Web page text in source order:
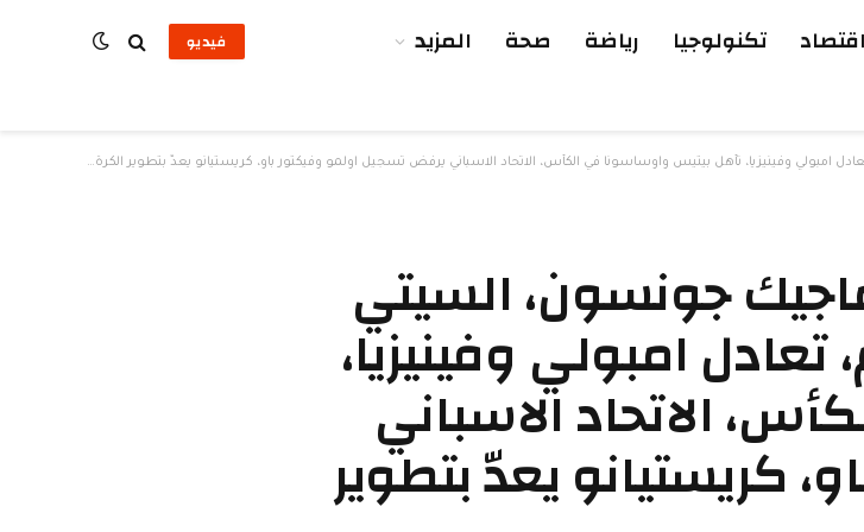
اقتصاد تكنولوجيا رياضة صحة المزيد فيديو
وفينيزيا، تأهل بيتيس واوساسونا في الكأس، الاتحاد الاسباني يرفض تسجيل اولمو وفيكتور باو، كريستيانو يعدّ بتطوير الكرة السعودية
جونسون، السيتي
امبولي وفينيزيا،
الاتحاد الاسباني
كريستيانو يعدّ بتطوير